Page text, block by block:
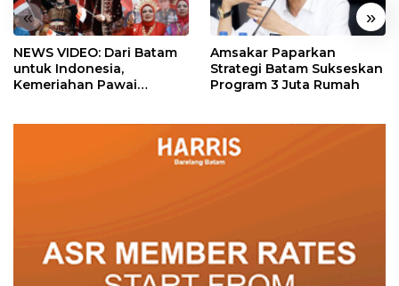
« »
NEWS VIDEO: Dari Batam
untuk Indonesia,
Kemeriahan Pawai
Amsakar Paparkan
Strategi Batam Sukseskan
Program 3 Juta Rumah